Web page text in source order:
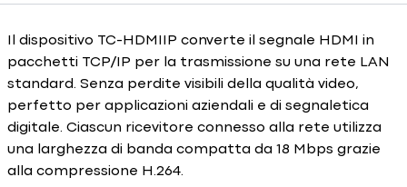
Il dispositivo TC-HDMIIP converte il segnale HDMI in
pacchetti TCP/IP per la trasmissione su una rete LAN
standard. Senza perdite visibili della qualità video,
perfetto per applicazioni aziendali e di segnaletica
digitale. Ciascun ricevitore connesso alla rete utilizza
una larghezza di banda compatta da 18 Mbps grazie
alla compressione H.264.